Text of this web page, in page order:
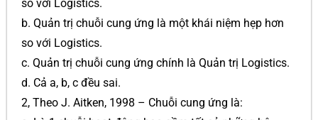
so với Logistics.
b. Quản trị chuỗi cung ứng là một khái niệm hẹp hơn
so với Logistics.
c. Quản trị chuỗi cung ứng chính là Quản trị Logistics.
d. Cả a, b, c đều sai.
2, Theo J. Aitken, 1998 – Chuỗi cung ứng là: